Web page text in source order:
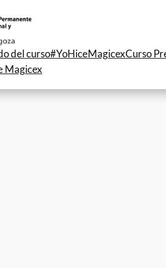
del curso#YoHiceMagicexCurso
Magicex